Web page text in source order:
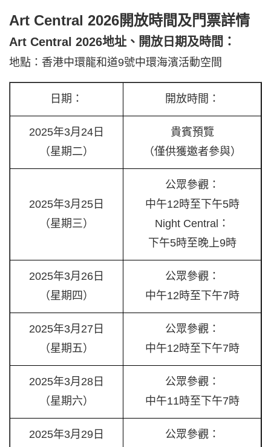
Art Central 2026開放時間及門票詳情
Art Central 2026地址、開放日期及時間：
地點：香港中環龍和道9號中環海濱活動空間
日期： 開放時間：
2025年3月24日
（星期二）
貴賓預覽
（僅供獲邀者參與）
2025年3月25日
（星期三）
公眾參觀：
中午12時至下午5時
Night Central：
下午5時至晚上9時
2025年3月26日
（星期四）
公眾參觀：
中午12時至下午7時
2025年3月27日
（星期五）
公眾參觀：
中午12時至下午7時
2025年3月28日
（星期六）
公眾參觀：
中午11時至下午7時
2025年3月29日
公眾參觀：